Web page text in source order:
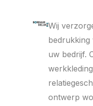
Wij
bedrukking
uw bedrijf.
ontwerp